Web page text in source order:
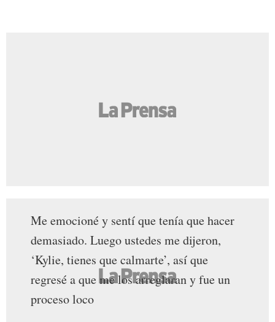
Me emocioné y sentí que tenía que hacer
demasiado. Luego ustedes me dijeron,
‘Kylie, tienes que calmarte’, así que
regresé a que me los arreglaran y fue un
proceso loco